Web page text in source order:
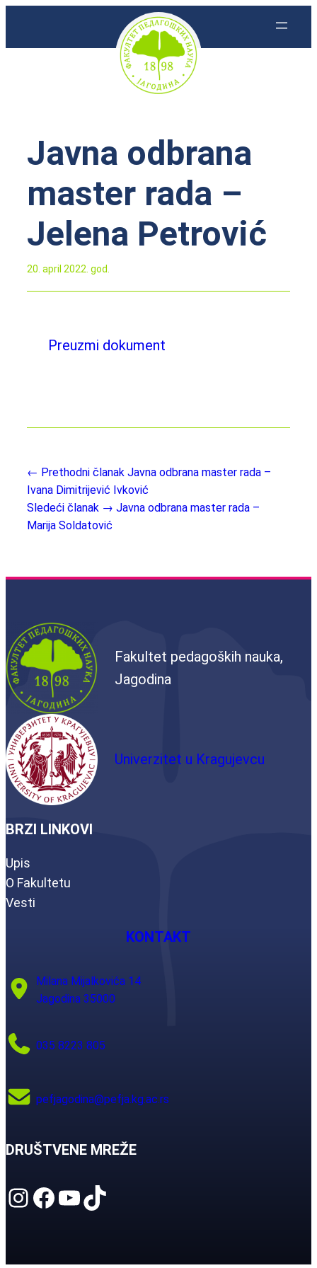
Javna odbrana
master rada –
Jelena Petrović
20. april 2022. god.
Preuzmi dokument
← Prethodni članak Javna odbrana master rada –
Ivana Dimitrijević Ivković
Sledeći članak → Javna odbrana master rada –
Marija Soldatović
Fakultet pedagoških nauka,
Jagodina
Univerzitet u Kragujevcu
BRZI LINKOVI
Upis
O Fakultetu
Vesti
KONTAKT
Milana Mijalkovića 14
Jagodina 35000
035 8223 805
pefjagodina@pefja.kg.ac.rs
DRUŠTVENE MREŽE
Instagram Facebook YouTube TikTok